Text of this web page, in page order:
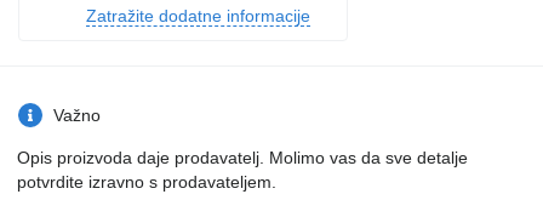
Zatražite dodatne informacije
Važno
Opis proizvoda daje prodavatelj. Molimo vas da sve detalje
potvrdite izravno s prodavateljem.